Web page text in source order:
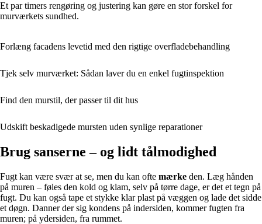
Et par timers rengøring og justering kan gøre en stor forskel for
murværkets sundhed.
Forlæng facadens levetid med den rigtige overfladebehandling
Tjek selv murværket: Sådan laver du en enkel fugtinspektion
Find den murstil, der passer til dit hus
Udskift beskadigede mursten uden synlige reparationer
Brug sanserne – og lidt tålmodighed
Fugt kan være svær at se, men du kan ofte mærke den. Læg hånden
på muren – føles den kold og klam, selv på tørre dage, er det et tegn på
fugt. Du kan også tape et stykke klar plast på væggen og lade det sidde
et døgn. Danner der sig kondens på indersiden, kommer fugten fra
muren; på ydersiden, fra rummet.